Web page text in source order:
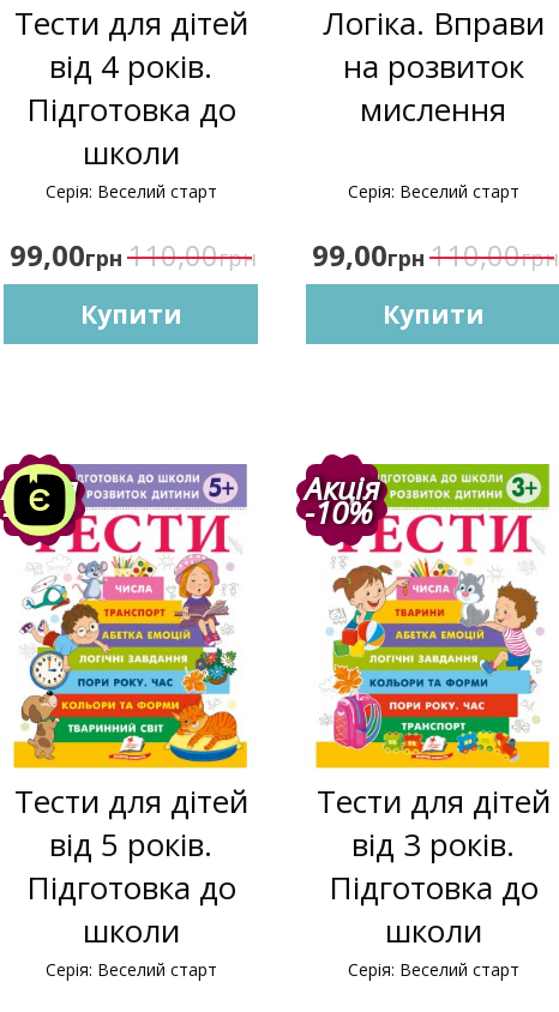
Тести для дітей
від 4 років.
Підготовка до
школи
Серія: Веселий старт
99,00грн 110,00грн
Купити
Логіка. Вправи
на розвиток
мислення
Серія: Веселий старт
99,00грн 110,00грн
Купити
Акція
-10%
Тести для дітей
від 5 років.
Підготовка до
школи
Серія: Веселий старт
Акція
-10%
Тести для дітей
від 3 років.
Підготовка до
школи
Серія: Веселий старт